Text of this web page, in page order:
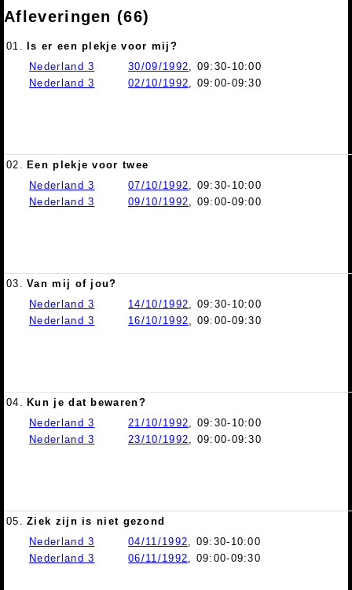
Afleveringen (66)
01.
Is er een plekje voor mij?
Nederland 3
30/09/1992, 09:30-10:00
Nederland 3
02/10/1992, 09:00-09:30
02. Een plekje voor twee
Nederland 3
07/10/1992, 09:30-10:00
Nederland 3
09/10/1992, 09:00-09:00
03. Van mij of jou?
Nederland 3
14/10/1992, 09:30-10:00
Nederland 3
16/10/1992, 09:00-09:30
04. Kun je dat bewaren?
Nederland 3
21/10/1992, 09:30-10:00
Nederland 3
23/10/1992, 09:00-09:30
05. Ziek zijn is niet gezond
Nederland 3
04/11/1992, 09:30-10:00
Nederland 3
06/11/1992, 09:00-09:30